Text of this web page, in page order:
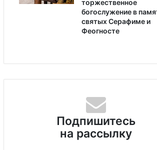
торжественное
богослужение в
святых Серафиме и
Феогносте
Подпишитесь
на рассылку